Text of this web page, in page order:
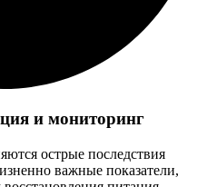
и мониторинг
острые последствия
важные показатели,